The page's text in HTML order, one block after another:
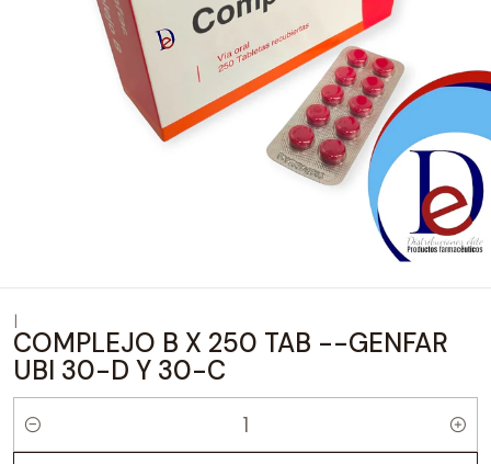
COMPLEJO B X 250 TAB --GENFAR
UBI 30-D Y 30-C
Cantidad